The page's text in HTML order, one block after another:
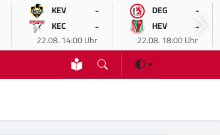
KEV -
KEC -
22.08. 14:00 Uhr
DEG -
HEV -
22.08. 18:00 Uhr